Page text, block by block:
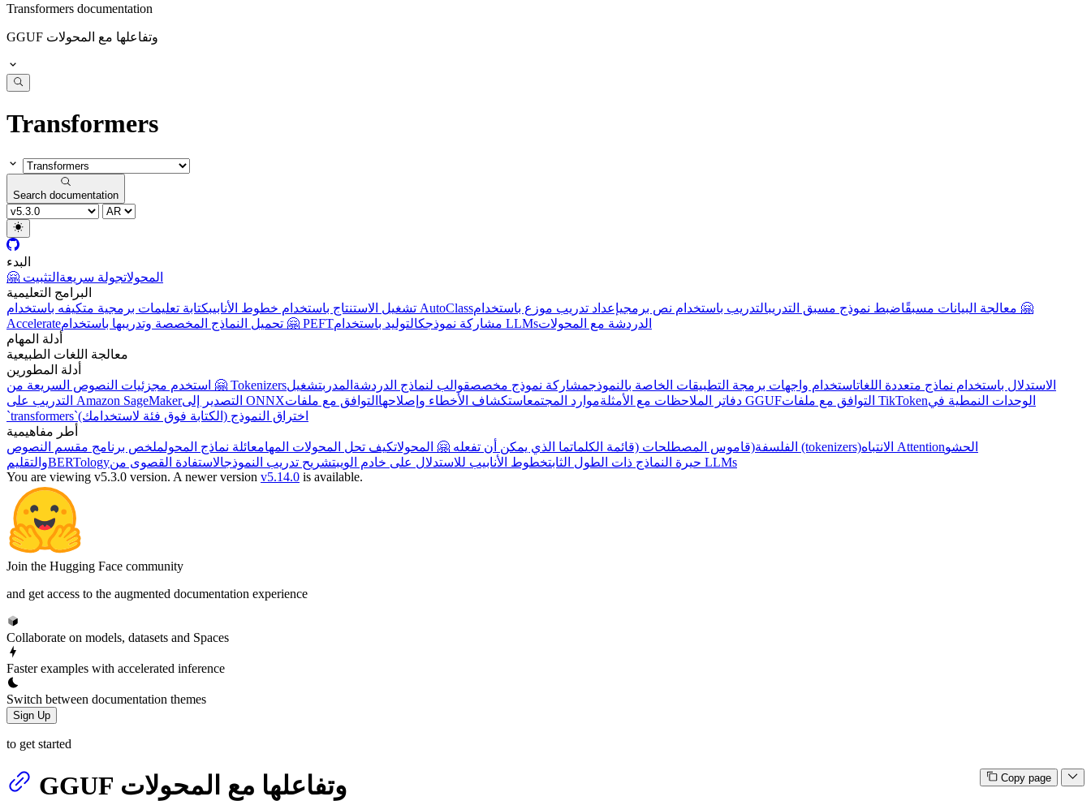
Transformers documentation
GGUF وتفاعلها مع المحولات
Transformers
Search documentation
البدء
🤗 المحولاتجولة سريعة التثبيت
البرامج التعليمية
تشغيل الاستنتاج باستخدام خطوط الأنابيب كتابة تعليمات برمجية متكيفه باستخدام AutoClass معالجة البيانات مسبقًاضبط نموذج مسبق التدريبالتدريب باستخدام نص برمجيإعداد تدريب موزع باستخدام 🤗
Accelerate
تحميل النماذج المخصصة وتدريبها باستخدام 🤗 PEFT مشاركة نموذجك التوليد باستخدام LLMsالدردشة مع المحولات
أدلة المهام
معالجة اللغات الطبيعية
أدلة المطورين
استخدم مجزئيات النصوص السريعة من 🤗 Tokenizers
الاستدلال باستخدام نماذج متعددة اللغاتاستخدام واجهات برمجة التطبيقات الخاصة بالنموذجمشاركة نموذج مخصصقوالب لنماذج الدردشة المدربتشغيل
التدريب على Amazon SageMaker
التصدير إلى ONNX دفاتر الملاحظات مع الأمثلةموارد المجتمعاستكشاف الأخطاء وإصلاحها التوافق مع ملفات GGUF التوافق مع ملفات TikTokenالوحدات النمطية في
`transformers`اختراق النموذج (الكتابة فوق فئة لاستخدامك)
أطر مفاهيمية
الفلسفة(قاموس المصطلحات (قائمة الكلماتما الذي يمكن أن تفعله 🤗 المحولاتكيف تحل المحولات المهامعائلة نماذج المحول ملخص برنامج مقسم النصوص (tokenizers) الانتباه Attentionالحشو
والتقليمBERTology حيرة النماذج ذات الطول الثابتخطوط الأنابيب للاستدلال على خادم الويبتشريح تدريب النموذج
الاستفادة القصوى من LLMs
You are viewing v5.3.0 version. A newer version v5.14.0 is available.
Join the Hugging Face community
and get access to the augmented documentation experience
Collaborate on models, datasets and Spaces
Faster examples with accelerated inference
Switch between documentation themes
Sign Up
to get started
Copy page GGUF وتفاعلها مع المحولات